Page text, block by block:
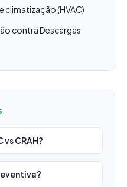
climatização (HVAC)
contra Descargas
vs CRAH?